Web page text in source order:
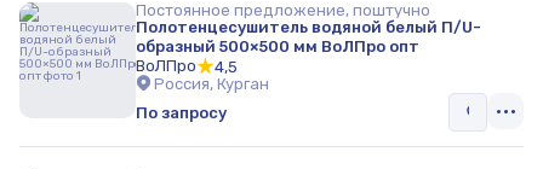
Постоянное предложение, поштучно
Полотенцесушитель водяной белый П/U-
образный 500×500 мм ВоЛПро опт
ВоЛПро
4,5
Россия, Курган
По запросу